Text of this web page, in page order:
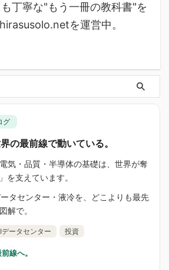
丁寧な"もう一冊の教科書"を
を運営中。
グ
の最前線で動いている。
気・品質・半導体の基礎は、世界が奪
を支えています。
タセンター・液冷を、どこよりも最先
解で。
データセンター 投資
線へ。